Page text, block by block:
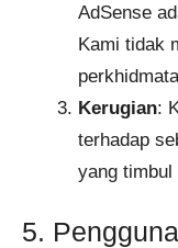
AdSense
Kami tidak
Kerugian:
terhadap
yang timbul
5.